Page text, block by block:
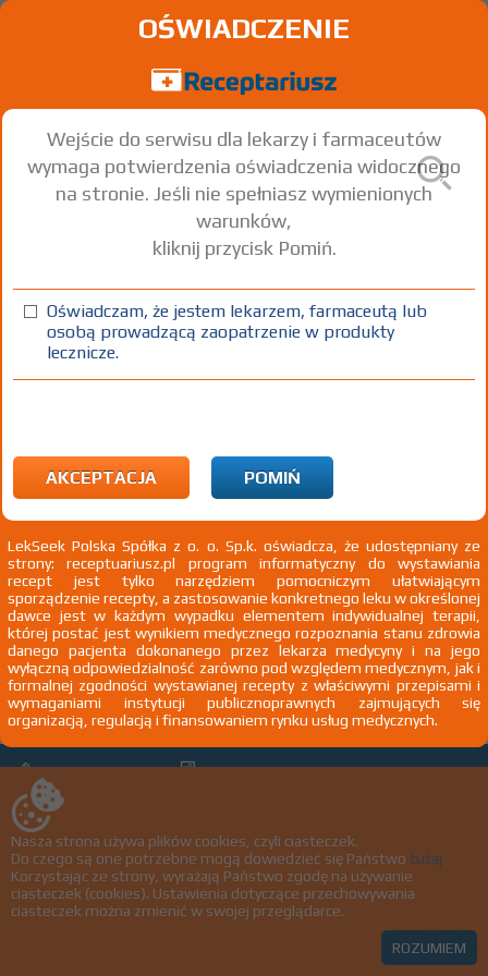
Znaleziono wyników:
Duplaxil - import docelowy
Hydroxychloroquinum
tabl. powl. 400 mg 30 szt. Dopochwowo Gebro Pharma
Strona: z1
biuro@lekseek.com
LekSeek ® Polska © 2026
Polityka prywatności
Regulamin
Nasza strona używa plików cookies, czyli ciasteczek.
Do czego są one potrzebne mogą dowiedzieć się Państwo tutaj
Korzystając ze strony, wyrażają Państwo zgodę na używanie
ciasteczek (cookies). Ustawienia dotyczące przechowywania
ciasteczek można zmienić w swojej przeglądarce.
ROZUMIEM
OŚWIADCZENIE
Wejście do serwisu dla lekarzy i farmaceutów
wymaga potwierdzenia oświadczenia widocznego
na stronie. Jeśli nie spełniasz wymienionych
warunków,
kliknij przycisk Pomiń.
Oświadczam, że jestem lekarzem, farmaceutą lub
osobą prowadzącą zaopatrzenie w produkty
lecznicze.
AKCEPTACJA POMIŃ
LekSeek Polska Spółka z o. o. Sp.k. oświadcza, że udostępniany ze
strony: receptuariusz.pl program informatyczny do wystawiania
recept jest tylko narzędziem pomocniczym ułatwiającym
sporządzenie recepty, a zastosowanie konkretnego leku w określonej
dawce jest w każdym wypadku elementem indywidualnej terapii,
której postać jest wynikiem medycznego rozpoznania stanu zdrowia
danego pacjenta dokonanego przez lekarza medycyny i na jego
wyłączną odpowiedzialność zarówno pod względem medycznym, jak i
formalnej zgodności wystawianej recepty z właściwymi przepisami i
wymaganiami instytucji publicznoprawnych zajmujących się
organizacją, regulacją i finansowaniem rynku usług medycznych.